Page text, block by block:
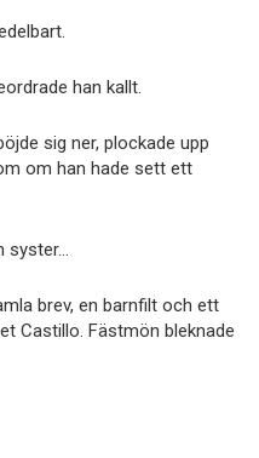
han kallt.
sig ner, plockade upp
om han hade sett ett
syster…
brev, en barnfilt och ett
Castillo. Fästmön bleknade